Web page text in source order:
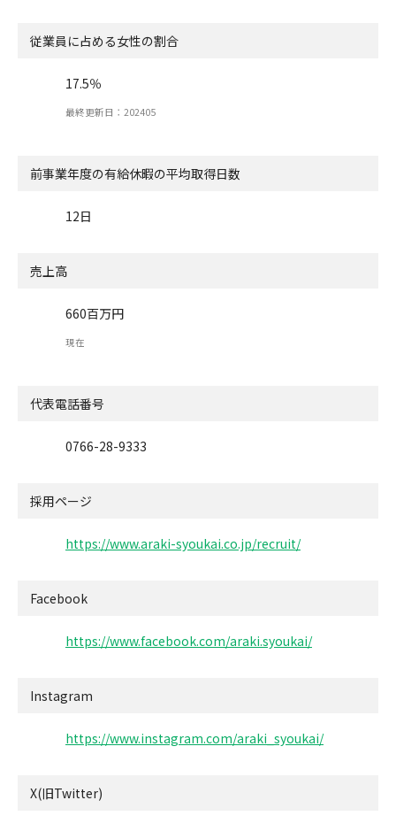
従業員に占める女性の割合
17.5％
最終更新日：202405
前事業年度の有給休暇の平均取得日数
12日
売上高
660百万円
現在
代表電話番号
0766-28-9333
採用ページ
https://www.araki-syoukai.co.jp/recruit/
Facebook
https://www.facebook.com/araki.syoukai/
Instagram
https://www.instagram.com/araki_syoukai/
X(旧Twitter)